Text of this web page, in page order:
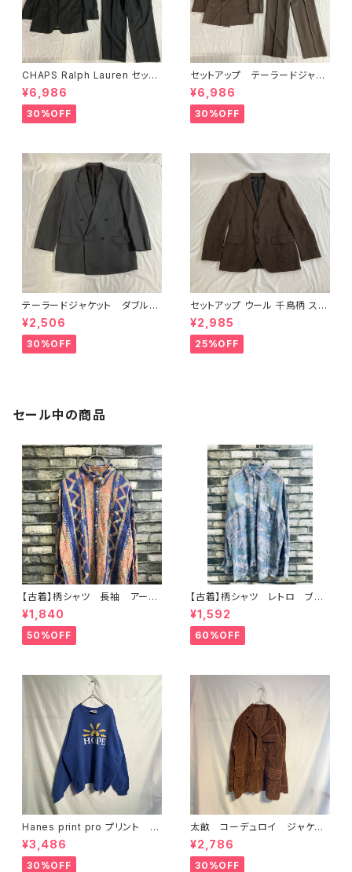
CHAPS Ralph Lauren セット
アップ テーラードジャケット
¥6,986
30%OFF
セットアップ テーラードジャケ
ット ダブル チャコール
¥6,986
30%OFF
テーラードジャケット ダブル
グレー オーバーサイズ
¥2,506
30%OFF
セットアップ ウール 千鳥柄 スー
ツ シングル ブラウン
¥2,985
25%OFF
セール中の商品
【古着】柄シャツ 長袖 アー
ト レトロ クレイジー ブル
ー レーヨン
¥1,840
50%OFF
【古着】柄シャツ レトロ ブル
ー系 アート
¥1,592
60%OFF
Hanes print pro プリント ス
ウェット L ブルー
¥3,486
30%OFF
太畝 コーデュロイ ジャケッ
ト ブラウン キャメル
¥2,786
30%OFF